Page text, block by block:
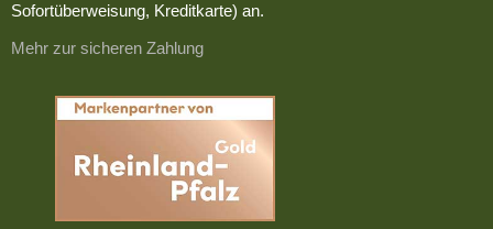
Sofortüberweisung, Kreditkarte) an.
Mehr zur sicheren Zahlung